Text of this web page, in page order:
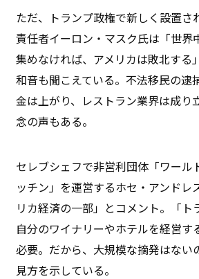
ただ、トランプ政権で新しく設置さ
責任者イーロン・マスク氏は「世界
集めなければ、アメリカは敗北する
和音も聞こえている。不法移民の逮
金は上がり、レストラン業界は成り
念の声もある。
セレブシェフで非営利団体「ワール
ッチン」を運営するホセ・アンドレ
リカ経済の一部」とコメント。「ト
自分のワイナリーやホテルを経営す
必要。だから、大規模な摘発はない
見方を示している。